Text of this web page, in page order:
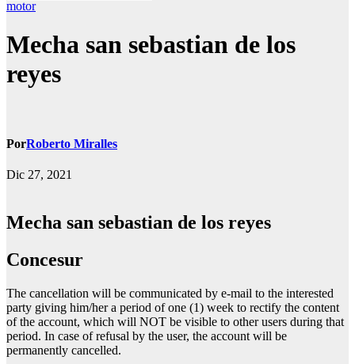
motor
Mecha san sebastian de los
reyes
PorRoberto Miralles
Dic 27, 2021
Mecha san sebastian de los reyes
concesur
The cancellation will be communicated by e-mail to the interested
party giving him/her a period of one (1) week to rectify the content
of the account, which will NOT be visible to other users during that
period. In case of refusal by the user, the account will be
permanently cancelled.